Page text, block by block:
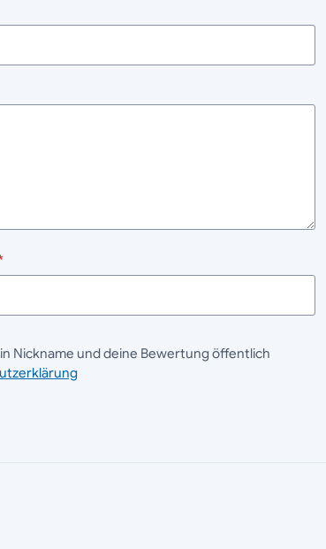
Nickname und deine Bewertung öffentlich